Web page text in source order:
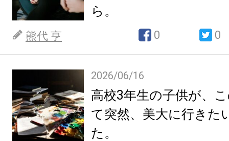
ら。
熊代 亨 0 0
2026/06/16
高校3年生の子供が、
て突然、美大に行きた
た。